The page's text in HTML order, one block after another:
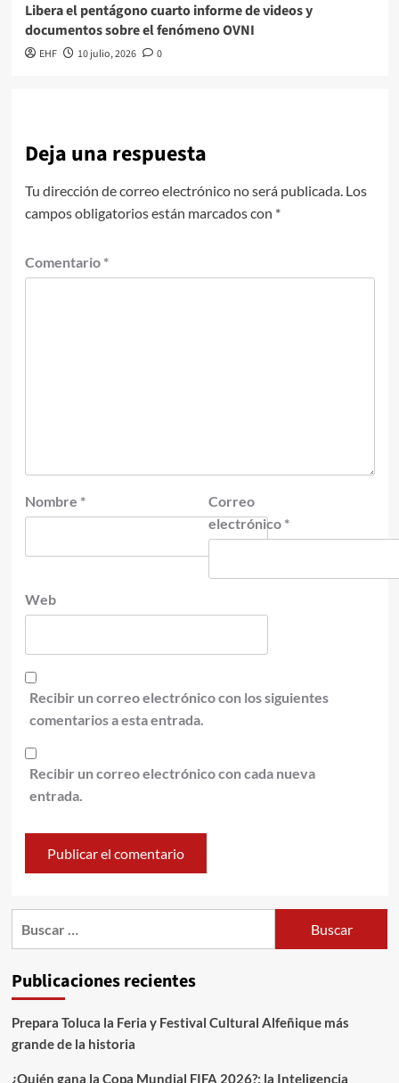
Libera el pentágono cuarto informe de videos y
documentos sobre el fenómeno OVNI
EHF 10 julio, 2026 0
Deja una respuesta
Tu dirección de correo electrónico no será publicada. Los
campos obligatorios están marcados con *
Comentario *
Nombre *
Correo
electrónico *
Web
Recibir un correo electrónico con los siguientes
comentarios a esta entrada.
Recibir un correo electrónico con cada nueva
entrada.
Publicaciones recientes
Prepara Toluca la Feria y Festival Cultural Alfeñique más
grande de la historia
¿Quién gana la Copa Mundial FIFA 2026?; la Inteligencia